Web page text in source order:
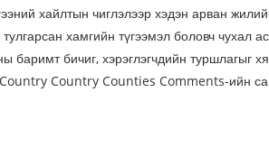
хайлтын чиглэлээр хэдэн арван
хамгийн түгээмэл боловч чухал
баримт бичиг, хэрэглэгчдийн туршлагыг
Country Counties Comments-ийн